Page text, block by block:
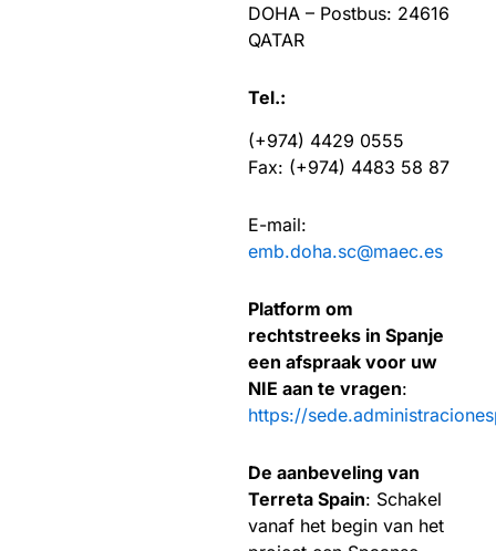
DOHA – Postbus: 24616
QATAR
Tel.:
(+974) 4429 0555
Fax: (+974) 4483 58 87
E-mail:
emb.doha.sc@maec.es
Platform om
rechtstreeks in Spanje
een afspraak voor uw
NIE aan te vragen:
https://
De aanbeveling van
Terreta Spain: Schakel
vanaf het begin van het